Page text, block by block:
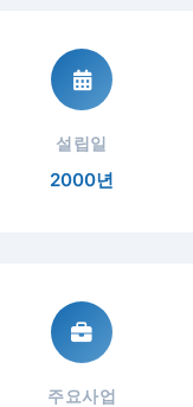
설립일
2000년
주요사업